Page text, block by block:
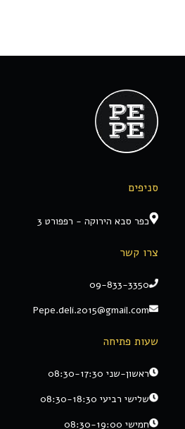
סניפים
כפר סבא הירוקה - רפפורט 3
צרו קשר
09-833-3350
Pepe.deli.2015@gmail.com
שעות פתיחה
ראשון-שני 08:30-17:30
שלישי רביעי 08:30-18:30
חמישי 08:30-19:00